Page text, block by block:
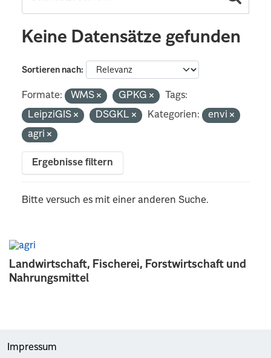
Landwirtschaft, Fischerei, Forstwirtschaft und
Nahrungsmittel
Keine Datensätze gefunden
Sortieren nach
Formate: WMS GPKG
Tags:
LeipziGIS
DSGKL Kategorien:
envi
agri
Ergebnisse filtern
Bitte versuch es mit einer anderen Suche.
Impressum